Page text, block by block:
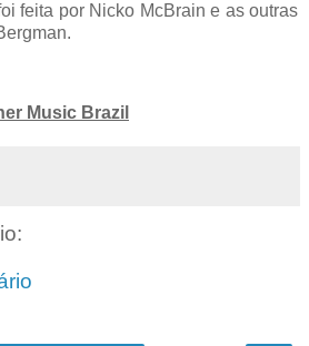
feita por Nicko McBrain e as outras
Music Brazil